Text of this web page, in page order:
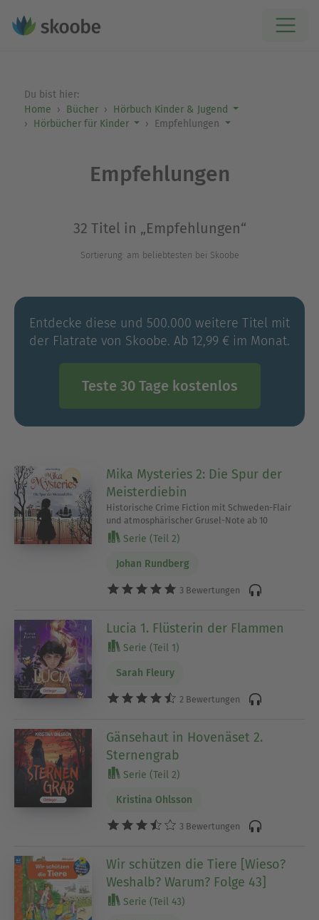
Du bist hier:
Home
Bücher
Hörbuch Kinder & Jugend
Hörbücher für Kinder
Empfehlungen
Empfehlungen
32 Titel in „Empfehlungen“
Sortierung: am beliebtesten bei Skoobe
Entdecke diese und 500.000 weitere Titel mit
der Flatrate von Skoobe. Ab 12,99 € im Monat.
Teste 30 Tage kostenlos
Mika Mysteries 2: Die Spur der
Meisterdiebin
Historische Crime Fiction mit Schweden-Flair
und atmosphärischer Grusel-Note ab 10
Serie (Teil 2)
Johan Rundberg
3 Bewertungen
Lucia 1. Flüsterin der Flammen
Serie (Teil 1)
Sarah Fleury
2 Bewertungen
Gänsehaut in Hovenäset 2.
Sternengrab
Serie (Teil 2)
Kristina Ohlsson
3 Bewertungen
Wir schützen die Tiere [Wieso?
Weshalb? Warum? Folge 43]
Serie (Teil 43)